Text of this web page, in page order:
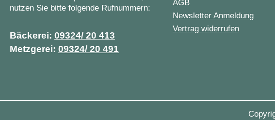
nutzen Sie bitte folgende Rufnummern:
Bäckerei: 09324/ 20 413
Metzgerei: 09324/ 20 491
AGB
Newsletter Anmeldung
Vertrag widerrufen